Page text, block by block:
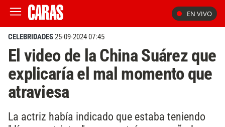
EN VIVO
CELEBRIDADES25-09-2024 07:45
El video de la China Suárez que
explicaría el mal momento que
atraviesa
La actriz había indicado que estaba teniendo